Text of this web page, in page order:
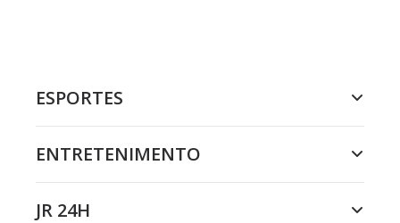
ESPORTES
ENTRETENIMENTO
JR 24H